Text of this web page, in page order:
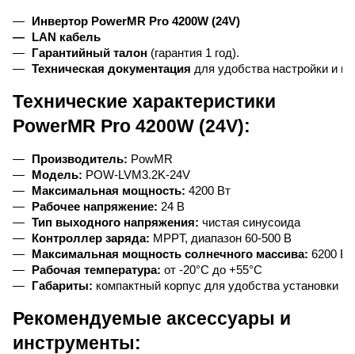
Инвертор PowerMR Pro 4200W (24V)
LAN кабель
Гарантийный талон (гарантия 1 год).
Техническая документация для удобства настройки и
Технические характеристики
PowerMR Pro 4200W (24V):
Производитель: PowMR
Модель: POW-LVM3.2K-24V
Максимальная мощность: 4200 Вт
Рабочее напряжение: 24 В
Тип выходного напряжения: чистая синусоида
Контроллер заряда: MPPT, диапазон 60-500 В
Максимальная мощность солнечного массива: 6200 Вт
Рабочая температура: от -20°C до +55°C
Габариты: компактный корпус для удобства установки
Рекомендуемые аксессуары и
инструменты: